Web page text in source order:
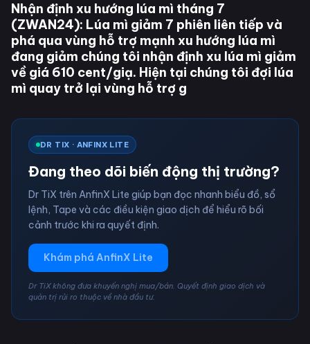
Nhận định xu hướng lúa mì tháng 7
(ZWAN24): Lúa mì giảm 7 phiên liên tiếp và
phá qua vùng hỗ trợ mạnh xu hướng lúa mì
đang giảm chúng tôi nhận định xu lúa mì giảm
về giá 610 cent/giạ. Hiện tại chúng tôi đợi lúa
mì quay trở lại vùng hỗ trợ g
DR TIX · ANFINX LITE
Đang theo dõi biến động thị trường?
Dr TiX trên AnfinX Lite giúp bạn đọc nhanh biểu đồ, sổ
lệnh, Tape và các điều kiện giao dịch để hiểu rõ bối
cảnh trước khi ra quyết định.
Khám phá AnfinX Lite
Dr TiX không đưa khuyến nghị mua/bán. Quyết định giao dịch và
quản trị rủi ro thuộc về nhà đầu tư.